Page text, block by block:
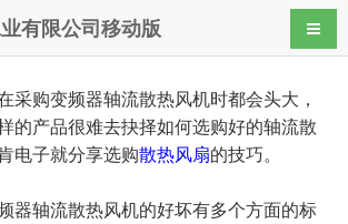
有限公司移动版 导航
购变频器轴流散热风机时都会头大，
的产品很难去抉择如何选购好的轴流散
电子就分享选购散热风扇的技巧。
轴流散热风机的好坏有多个方面的标